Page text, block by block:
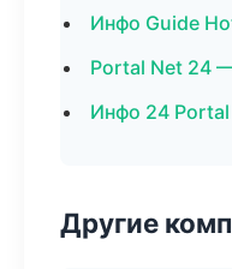
Инфо Guide
Portal Net 24
Инфо 24
Другие